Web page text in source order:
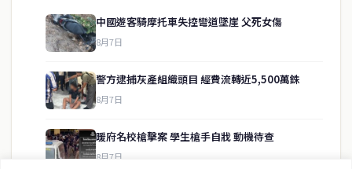
中國遊客騎摩托車失控彎道墜崖 父死女傷
8月7日
警方逮捕灰產組織頭目 經費流轉近5,500萬銖
8月7日
暖府名校槍擊案 學生槍手自戕 動機待查
8月7日
房地產